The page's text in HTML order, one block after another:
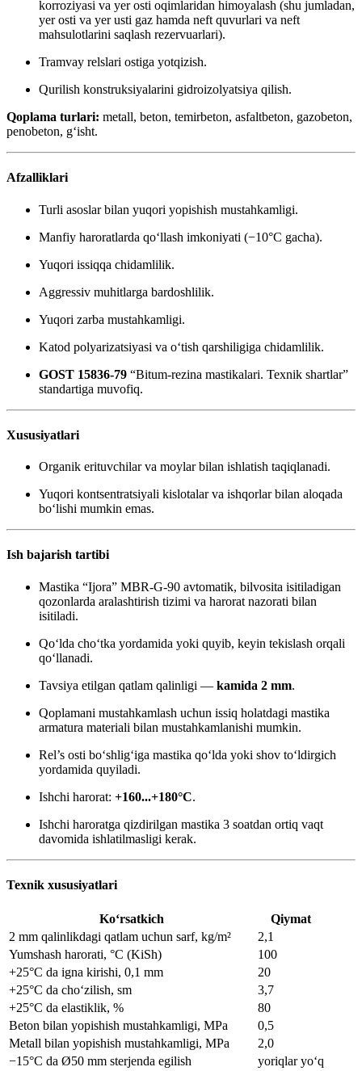
korroziyasi va yer osti oqimlaridan himoyalash (shu jumladan,
yer osti va yer usti gaz hamda neft quvurlari va neft
mahsulotlarini saqlash rezervuarlari).
Tramvay relslari ostiga yotqizish.
Qurilish konstruksiyalarini gidroizolyatsiya qilish.
Qoplama turlari: metall, beton, temirbeton, asfaltbeton, gazobeton,
penobeton, g‘isht.
Afzalliklari
Turli asoslar bilan yuqori yopishish mustahkamligi.
Manfiy haroratlarda qo‘llash imkoniyati (−10°С gacha).
Yuqori issiqqa chidamlilik.
Aggressiv muhitlarga bardoshlilik.
Yuqori zarba mustahkamligi.
Katod polyarizatsiyasi va o‘tish qarshiligiga chidamlilik.
GOST 15836-79 “Bitum-rezina mastikalari. Texnik shartlar”
standartiga muvofiq.
Xususiyatlari
Organik erituvchilar va moylar bilan ishlatish taqiqlanadi.
Yuqori kontsentratsiyali kislotalar va ishqorlar bilan aloqada
bo‘lishi mumkin emas.
Ish bajarish tartibi
Mastika “Ijora” MBR-G-90 avtomatik, bilvosita isitiladigan
qozonlarda aralashtirish tizimi va harorat nazorati bilan
isitiladi.
Qo‘lda cho‘tka yordamida yoki quyib, keyin tekislash orqali
qo‘llanadi.
Tavsiya etilgan qatlam qalinligi — kamida 2 mm.
Qoplamani mustahkamlash uchun issiq holatdagi mastika
armatura materiali bilan mustahkamlanishi mumkin.
Rel’s osti bo‘shlig‘iga mastika qo‘lda yoki shov to‘ldirgich
yordamida quyiladi.
Ishchi harorat: +160...+180°С.
Ishchi haroratga qizdirilgan mastika 3 soatdan ortiq vaqt
davomida ishlatilmasligi kerak.
Texnik xususiyatlari
Ko‘rsatkich
Qiymat
2 mm qalinlikdagi qatlam uchun sarf, kg/m²
2,1
Yumshash harorati, °С (KiSh)
100
+25°С da igna kirishi, 0,1 mm
20
+25°С da cho‘zilish, sm
3,7
+25°С da elastiklik, %
80
Beton bilan yopishish mustahkamligi, MPa
0,5
Metall bilan yopishish mustahkamligi, MPa
2,0
−15°С da Ø50 mm sterjenda egilish
yoriqlar yo‘q